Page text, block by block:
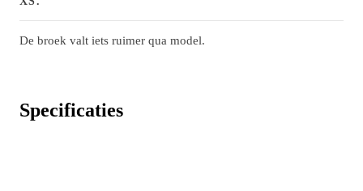
De broek valt iets ruimer qua model.
Specificaties